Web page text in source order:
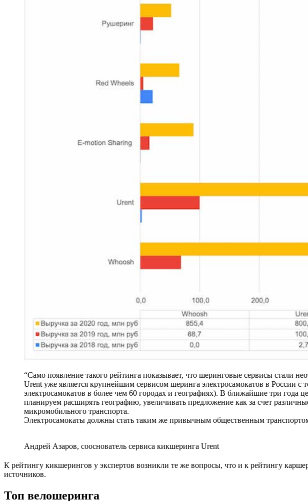
“Само появление такого рейтинга показывает, что шеринговые сервисы стали
Urent уже является крупнейшим сервисом шеринга электросамокатов в России с
электросамокатов в более чем 60 городах и географиях). В ближайшие три
планируем расширять географию, увеличивать предложение как за счет
микромобильного транспорта.
Электросамокаты должны стать таким же привычным общественным
Андрей Азаров, сооснователь сервиса кикшеринга Urent
К рейтингу кикшерингов у экспертов возникли те же вопросы, что и к рейтингу
источников.
Топ велошеринга